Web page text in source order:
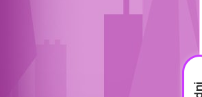
materiał